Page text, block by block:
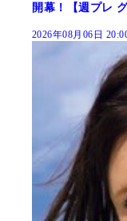
開幕！【週プレ
2026年08月06日